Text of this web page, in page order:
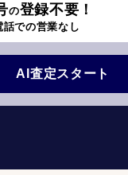
の登録不要！
話での営業なし
AI査定スタート